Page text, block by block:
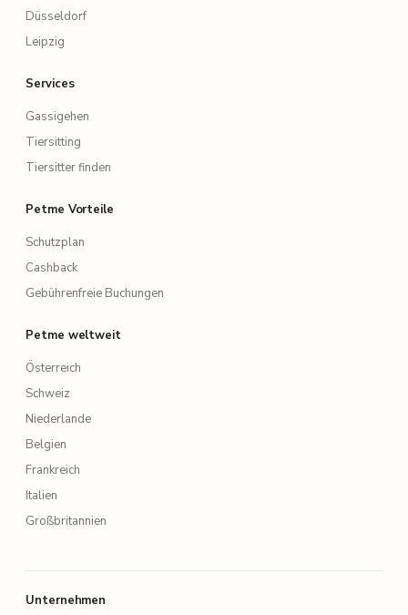
Düsseldorf
Leipzig
Services
Gassigehen
Tiersitting
Tiersitter finden
Petme Vorteile
Schutzplan
Cashback
Gebührenfreie Buchungen
Petme weltweit
Österreich
Schweiz
Niederlande
Belgien
Frankreich
Italien
Großbritannien
Unternehmen